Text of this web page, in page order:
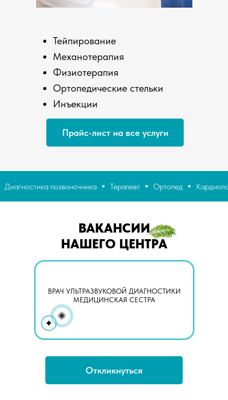
Тейпирование
Механотерапия
Физиотерапия
Ортопедические стельки
Инъекции
Прайс-лист на все услуги
Терапевт Ортопед Кардиолог ЭКГ
ВРАЧ УЛЬТРАЗВУКОВОЙ ДИАГНОСТИКИ
МЕДИЦИНСКАЯ СЕСТРА
Откликнуться
ВАКАНСИИ
НАШЕГО ЦЕНТРА